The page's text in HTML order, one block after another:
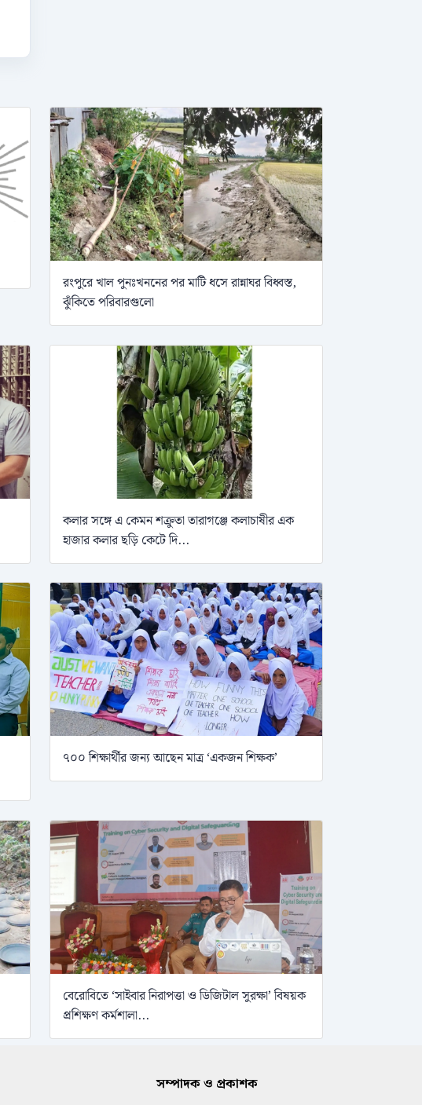
রংপুরে খাল পুনঃখননের পর মাটি ধসে রান্নাঘর বিধ্বস্ত,
ঝুঁকিতে পরিবারগুলো
কলার সঙ্গে এ কেমন শক্রুতা তারাগঞ্জে কলাচাষীর এক
হাজার কলার ছড়ি কেটে দি...
৭০০ শিক্ষার্থীর জন্য আছেন মাত্র ‘একজন শিক্ষক’
বেরোবিতে ‘সাইবার নিরাপত্তা ও ডিজিটাল সুরক্ষা’ বিষয়ক
প্রশিক্ষণ কর্মশালা...
সম্পাদক ও প্রকাশক